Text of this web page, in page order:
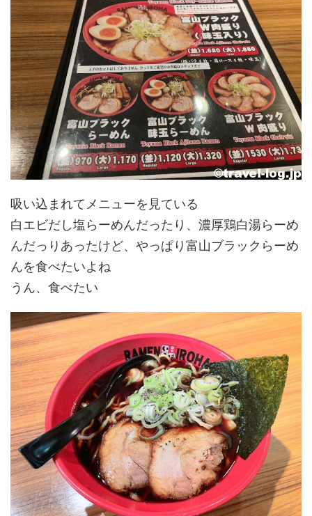
吸い込まれてメニューを見ている
白エビだし塩らーめんだったり、濃厚鶏白湯らーめ
んだっりあったけど、やっぱり富山ブラックらーめ
んを食べたいよね
うん、食べたい